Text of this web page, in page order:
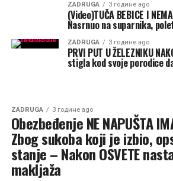
ZADRUGA 3 године ago
(Video)TUČA BEBICE I
Nasrnuo na suparnika,
ZADRUGA 3 године ago
PRVI PUT U ŽELEZNIKU
stigla kod svoje porodice
ZADRUGA 3 године ago
Obezbeđenje NE NAPUŠTA
Zbog sukoba koji je izbio,
stanje – Nakon OSVETE
makljaža